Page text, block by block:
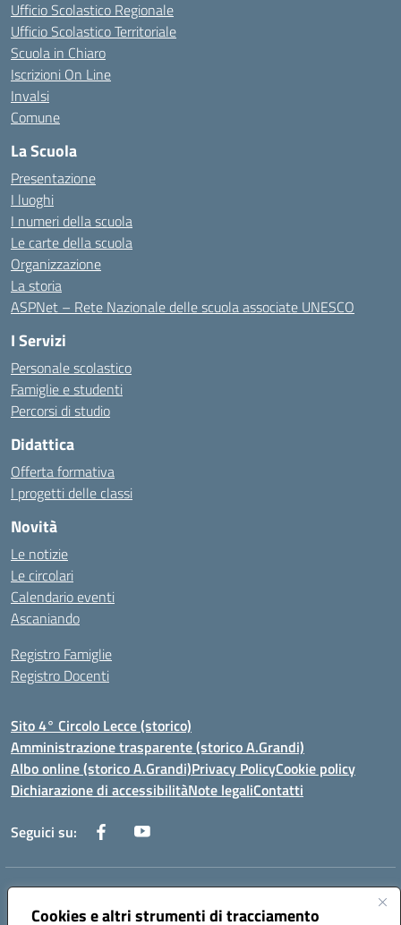
Cookies e altri strumenti di tracciamento
Ufficio Scolastico Regionale
Ufficio Scolastico Territoriale
Scuola in Chiaro
Iscrizioni On Line
Invalsi
Comune
La Scuola
Presentazione
I luoghi
I numeri della scuola
Le carte della scuola
Organizzazione
La storia
ASPNet – Rete Nazionale delle scuola associate UNESCO
I Servizi
Personale scolastico
Famiglie e studenti
Percorsi di studio
Didattica
Offerta formativa
I progetti delle classi
Novità
Le notizie
Le circolari
Calendario eventi
Ascaniando
Registro Famiglie
Registro Docenti
Sito 4° Circolo Lecce (storico)
Amministrazione trasparente (storico A.Grandi)
Albo online (storico A.Grandi)Privacy PolicyCookie policy
Dichiarazione di accessibilitàNote legaliContatti
Seguici su:
Indirizzo:
Centralino:0832/346889 Email:leic8av008@istruzione.it